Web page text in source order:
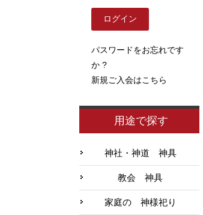
パスワードをお忘れです
か ?
新規ご入会はこちら
用途で探す
神社・神道 神具
教会 神具
家庭の 神様祀り